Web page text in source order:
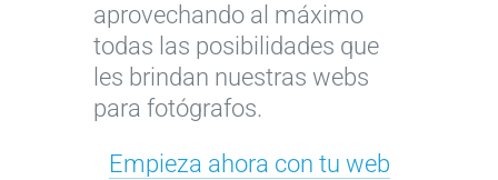
aprovechando al máximo
todas las posibilidades que
les brindan nuestras webs
para fotógrafos.
Empieza ahora con tu web